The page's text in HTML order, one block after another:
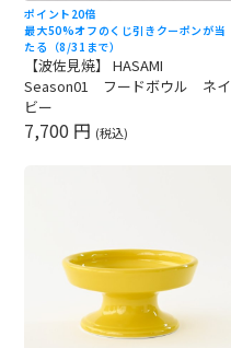
ポイント20倍
最大50%オフのくじ引きクーポンが当
たる（8/31まで）
【波佐見焼】 HASAMI
Season01 フードボウル ネイ
ビー
7,700 円 (税込)